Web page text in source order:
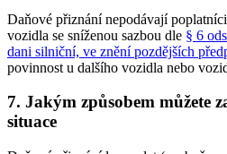
Daňové přiznání nepodávají
vozidla se sníženou sazbou dle § 6
dani silniční, ve znění pozdějších
povinnost u dalšího vozidla nebo
7. Jakým způsobem můžete
situace